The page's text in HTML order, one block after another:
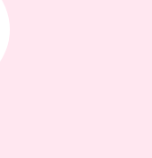
Crosspolymer,
Fluorphlogopite, Tin
Alcohol, Disodium
C10-30 Alkyl
Citric Acid, Sodium
CI 77492, CI 77499,